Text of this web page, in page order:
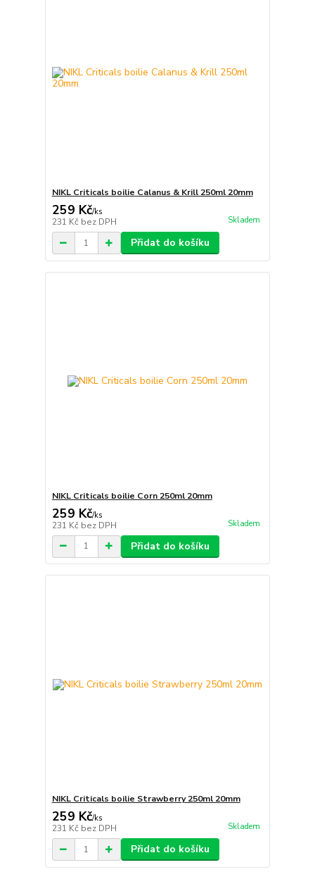
NIKL Criticals boilie Calanus & Krill 250ml 20mm
259 Kč/ks
231 Kč bez DPH Skladem
Přidat do košíku
NIKL Criticals boilie Corn 250ml 20mm
259 Kč/ks
231 Kč bez DPH Skladem
Přidat do košíku
NIKL Criticals boilie Strawberry 250ml 20mm
259 Kč/ks
231 Kč bez DPH Skladem
Přidat do košíku